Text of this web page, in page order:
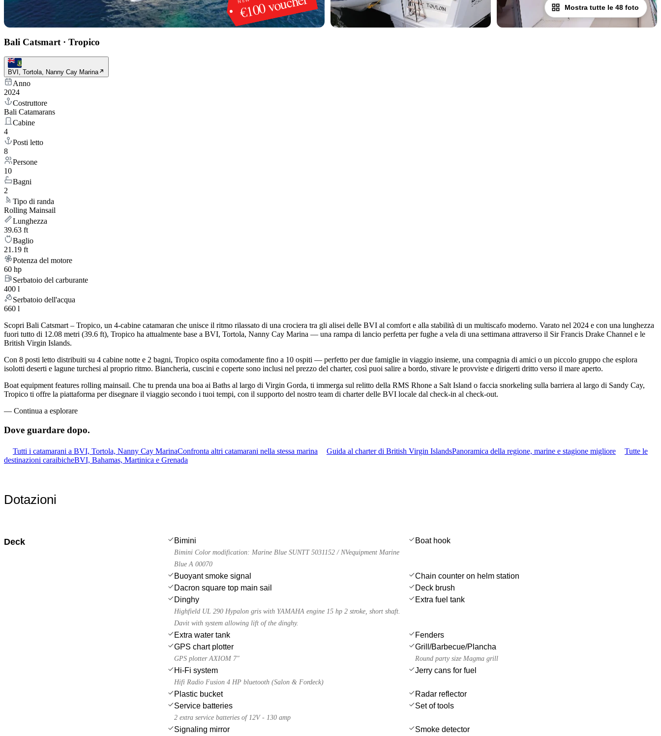
Mostra tutte le 48 foto
Bali Catsmart · Tropico
BVI, Tortola, Nanny Cay Marina
Anno
2024
Costruttore
Bali Catamarans
Cabine
4
Posti letto
8
Persone
10
Bagni
2
Tipo di randa
Rolling Mainsail
Lunghezza
39.63 ft
Baglio
21.19 ft
Potenza del motore
60 hp
Serbatoio del carburante
400 l
Serbatoio dell'acqua
660 l
Scopri Bali Catsmart – Tropico, un 4-cabine catamaran che unisce il ritmo rilassato di una crociera tra gli alisei delle BVI al comfort e alla stabilità di un multiscafo moderno. Varato nel 2024 e con una lunghezza
fuori tutto di 12.08 metri (39.6 ft), Tropico ha attualmente base a BVI, Tortola, Nanny Cay Marina — una rampa di lancio perfetta per fughe a vela di una settimana attraverso il Sir Francis Drake Channel e le
British Virgin Islands.
Con 8 posti letto distribuiti su 4 cabine notte e 2 bagni, Tropico ospita comodamente fino a 10 ospiti — perfetto per due famiglie in viaggio insieme, una compagnia di amici o un piccolo gruppo che esplora
isolotti deserti e lagune turchesi al proprio ritmo. Biancheria, cuscini e coperte sono inclusi nel prezzo del charter, così puoi salire a bordo, stivare le provviste e dirigerti dritto verso il mare aperto.
Boat equipment features rolling mainsail. Che tu prenda una boa ai Baths al largo di Virgin Gorda, ti immerga sul relitto della RMS Rhone a Salt Island o faccia snorkeling sulla barriera al largo di Sandy Cay,
Tropico ti offre la piattaforma per disegnare il viaggio secondo i tuoi tempi, con il supporto del nostro team di charter delle BVI locale dal check-in al check-out.
— Continua a esplorare
Dove guardare dopo.
Tutti i catamarani a BVI, Tortola, Nanny Cay MarinaConfronta altri catamarani nella stessa marina Guida al charter di British Virgin IslandsPanoramica della regione, marine e stagione migliore
Tutte le
destinazioni caraibicheBVI, Bahamas, Martinica e Grenada
Dotazioni
Deck Bimini
Bimini Color modification: Marine Blue SUNTT 5031152 / NVequipment Marine
Blue A 00070
Boat hook
Buoyant smoke signal
Chain counter on helm station
Dacron square top main sail
Deck brush
Dinghy
Highfield UL 290 Hypalon gris with YAMAHA engine 15 hp 2 stroke, short shaft.
Davit with system allowing lift of the dinghy.
Extra fuel tank
Extra water tank
Fenders
GPS chart plotter
GPS plotter AXIOM 7"
Grill/Barbecue/Plancha
Round party size Magma grill
Hi-Fi system
Hifi Radio Fusion 4 HP bluetooth (Salon & Fordeck)
Jerry cans for fuel
Plastic bucket
Radar reflector
Service batteries
2 extra service batteries of 12V - 130 amp
Set of tools
Signaling mirror
Smoke detector